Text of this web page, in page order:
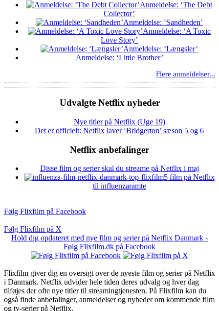
Anmeldelse: ‘The Debt
Collector’
Anmeldelse: ‘Sandheden’
Anmeldelse: ‘A Toxic
Love Story’
Anmeldelse: ‘Længsler’
Anmeldelse: ‘Little Brother’
Flere anmeldelser...
Udvalgte Netflix nyheder
Nye titler på Netflix (Uge 19)
Det er officielt: Netflix laver ‘Bridgerton’ sæson 5 og 6
Netflix anbefalinger
Disse film og serier skal du streame på Netflix i maj
5 film på Netflix
til influenzaramte
Følg Flixfilm på Facebook
Følg Flixfilm på X
Hold dig opdateret med nye film og serier på Netflix Danmark -
Følg Flixfilm.dk på Facebook
Flixfilm giver dig en oversigt over de nyeste film og serier på Netflix
i Danmark. Netflix udvider hele tiden deres udvalg og hver dag
tilføjes der ofte nye titler til streamingtjenesten. På Flixfilm kan du
også finde anbefalinger, anmeldelser og nyheder om kommende film
og tv-serier på Netflix.